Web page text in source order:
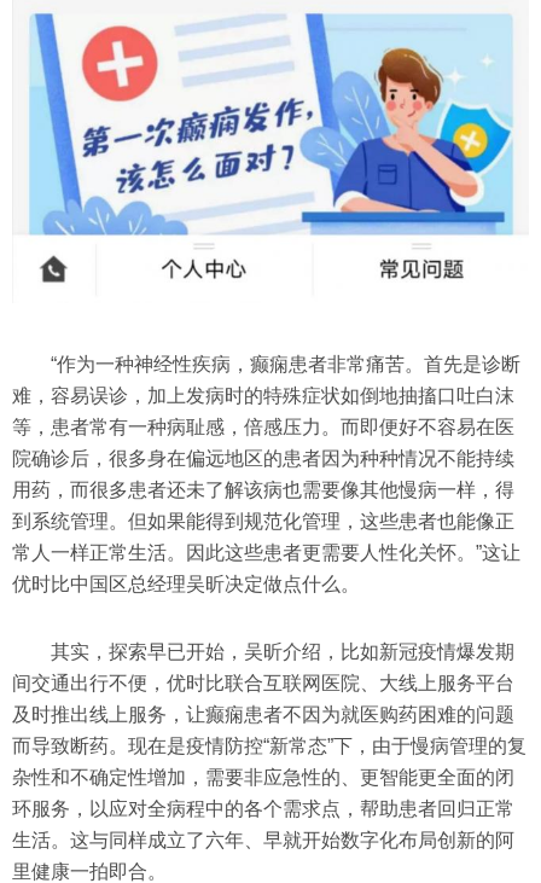
“作为一种神经性疾病，癫痫患者非常痛苦。首先是诊断
难，容易误诊，加上发病时的特殊症状如倒地抽搐口吐白沫
等，患者常有一种病耻感，倍感压力。而即便好不容易在医
院确诊后，很多身在偏远地区的患者因为种种情况不能持续
用药，而很多患者还未了解该病也需要像其他慢病一样，得
到系统管理。但如果能得到规范化管理，这些患者也能像正
常人一样正常生活。因此这些患者更需要人性化关怀。”这让
优时比中国区总经理吴昕决定做点什么。
其实，探索早已开始，吴昕介绍，比如新冠疫情爆发期
间交通出行不便，优时比联合互联网医院、大线上服务平台
及时推出线上服务，让癫痫患者不因为就医购药困难的问题
而导致断药。现在是疫情防控“新常态”下，由于慢病管理的复
杂性和不确定性增加，需要非应急性的、更智能更全面的闭
环服务，以应对全病程中的各个需求点，帮助患者回归正常
生活。这与同样成立了六年、早就开始数字化布局创新的阿
里健康一拍即合。